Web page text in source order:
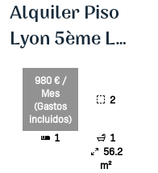
Alquiler Piso
Lyon 5ème Le
Point du Jour
980 € /
Mes
(Gastos
incluidos)
2
1
1
56.2
m²